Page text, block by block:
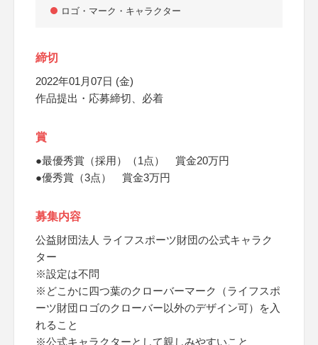
ロゴ・マーク・キャラクター
締切
2022年01月07日 (金)
作品提出・応募締切、必着
賞
●最優秀賞（採用）（1点） 賞金20万円
●優秀賞（3点） 賞金3万円
募集内容
公益財団法人 ライフスポーツ財団の公式キャラク
ター
※設定は不問
※どこかに四つ葉のクローバーマーク（ライフスポ
ーツ財団ロゴのクローバー以外のデザイン可）を入
れること
※公式キャラクターとして親しみやすいこと